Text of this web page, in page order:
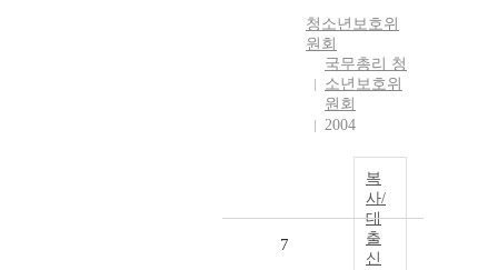
청소년 보호위
원회
국무총리 청
소년보호위
원회
2004
복
사/
대
출
신
7